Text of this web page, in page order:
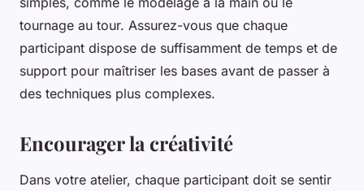
tournage au tour. Assurez-vous que chaque
participant dispose de suffisamment de temps et de
support pour maîtriser les bases avant de passer à
des techniques plus complexes.
Encourager la créativité
Dans votre atelier, chaque participant doit se sentir